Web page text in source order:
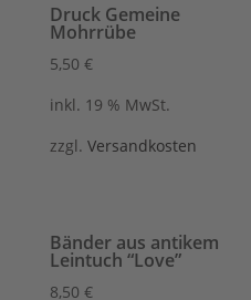
Druck Gemeine
Mohrrübe
5,50 €
inkl. 19 % MwSt.
zzgl. Versandkosten
Bänder aus antikem
Leintuch “Love”
8,50 €